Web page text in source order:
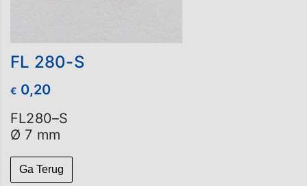
FL 280-S
€ 0,20
FL280–S
Ø 7 mm
Ga Terug